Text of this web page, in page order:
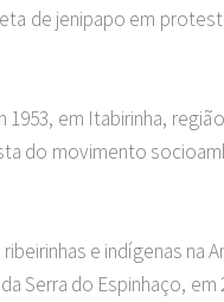
de jenipapo em
em Itabirinha,
do movimento
e indígenas na
Serra do Espinhaço, em